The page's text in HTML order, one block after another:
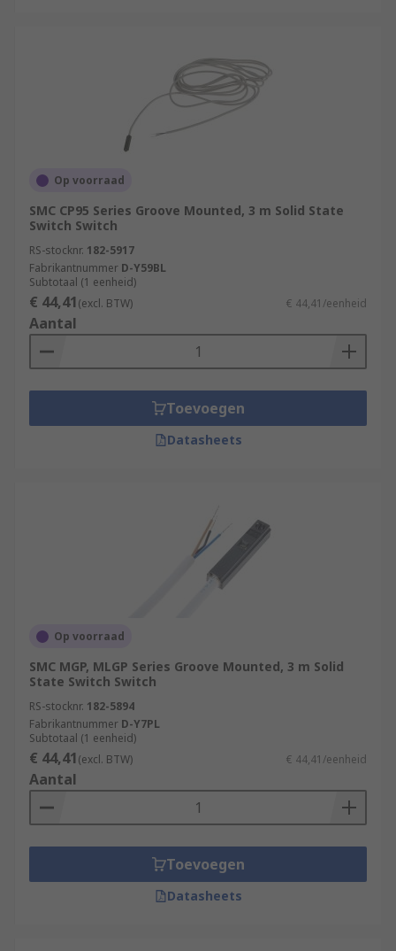
Op voorraad
SMC CP95 Series Groove Mounted, 3 m Solid State
Switch Switch
RS-stocknr. 182-5917
Fabrikantnummer D-Y59BL
Subtotaal (1 eenheid)
€ 44,41(excl. BTW) € 44,41/eenheid
Aantal
Toevoegen
Datasheets
Op voorraad
SMC MGP, MLGP Series Groove Mounted, 3 m Solid
State Switch Switch
RS-stocknr. 182-5894
Fabrikantnummer D-Y7PL
Subtotaal (1 eenheid)
€ 44,41(excl. BTW) € 44,41/eenheid
Aantal
Toevoegen
Datasheets